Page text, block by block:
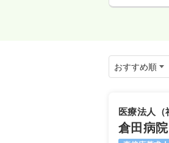
医療法人（
倉田病院